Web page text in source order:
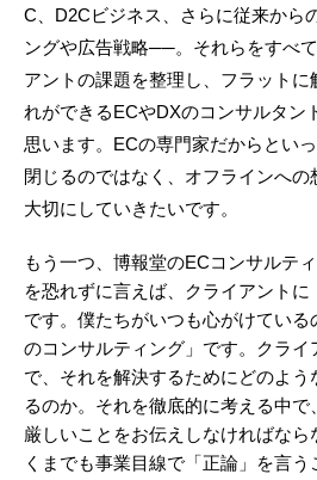
C、D2Cビジネス、さらに従来から
ングや広告戦略──。それらをすべ
アントの課題を整理し、フラット
れができるECやDXのコンサルタン
思います。ECの専門家だからとい
閉じるのではなく、オフラインへ
大切にしていきたいです。
もう一つ、博報堂のECコンサルテ
を恐れずに言えば、クライアントに
です。僕たちがいつも心がけている
のコンサルティング」です。クラ
で、それを解決するためにどのよ
るのか。それを徹底的に考える中
厳しいことをお伝えしなければな
くまでも事業目線で「正論」を言